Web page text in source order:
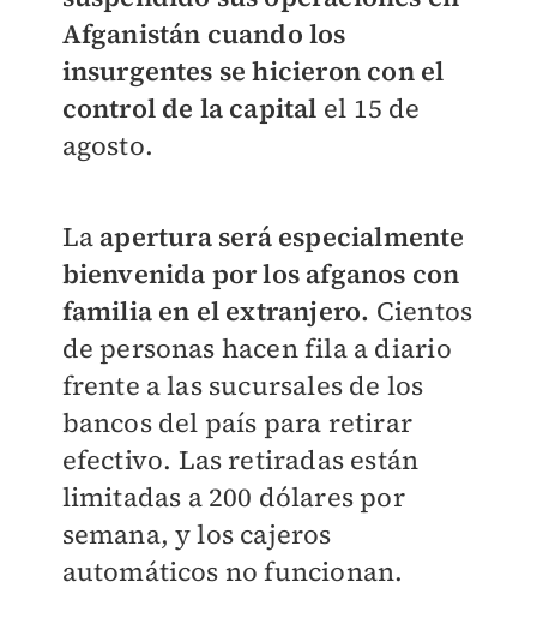
Afganistán cuando los
insurgentes se hicieron con el
control de la capital el 15 de
agosto.
La apertura será especialmente
bienvenida por los afganos con
familia en el extranjero. Cientos
de personas hacen fila a diario
frente a las sucursales de los
bancos del país para retirar
efectivo. Las retiradas están
limitadas a 200 dólares por
semana, y los cajeros
automáticos no funcionan.